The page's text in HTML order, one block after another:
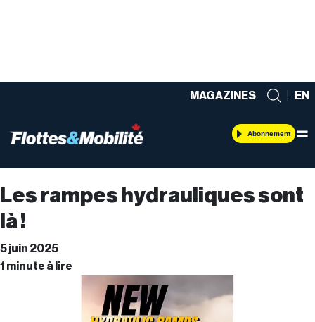
MAGAZINES EN
Abonnement
Les rampes hydrauliques sont
là !
5 juin 2025
1 minute à lire